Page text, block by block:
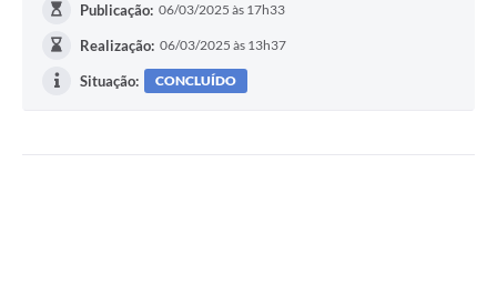
Publicação: 06/03/2025 às 17h33
Realização: 06/03/2025 às 13h37
Situação: CONCLUÍDO